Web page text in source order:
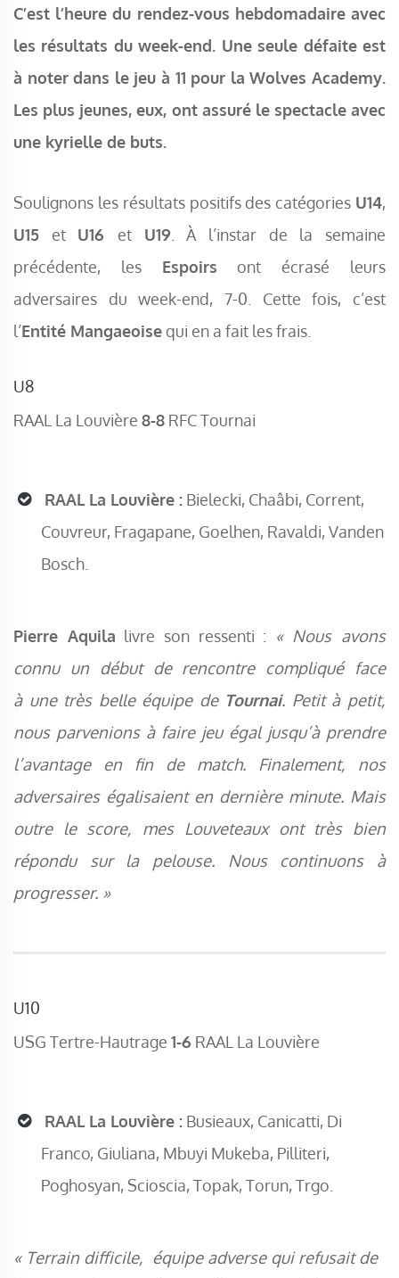
C’est l’heure du rendez-vous hebdomadaire avec
les résultats du week-end. Une seule défaite est
à noter dans le jeu à 11 pour la Wolves Academy.
Les plus jeunes, eux, ont assuré le spectacle avec
une kyrielle de buts.
Soulignons les résultats positifs des catégories U14,
U15 et U16 et U19. À l’instar de la semaine
précédente, les Espoirs ont écrasé leurs
adversaires du week-end, 7-0. Cette fois, c’est
l’Entité Mangaeoise qui en a fait les frais.
U8
RAAL La Louvière 8-8 RFC Tournai
RAAL La Louvière : Bielecki, Chaâbi, Corrent,
Couvreur, Fragapane, Goelhen, Ravaldi, Vanden
Bosch.
Pierre Aquila livre son ressenti : « Nous avons
connu un début de rencontre compliqué face
à une très belle équipe de Tournai. Petit à petit,
nous parvenions à faire jeu égal jusqu’à prendre
l’avantage en fin de match. Finalement, nos
adversaires égalisaient en dernière minute. Mais
outre le score, mes Louveteaux ont très bien
répondu sur la pelouse. Nous continuons à
progresser. »
U10
USG Tertre-Hautrage 1-6 RAAL La Louvière
RAAL La Louvière : Busieaux, Canicatti, Di
Franco, Giuliana, Mbuyi Mukeba, Pilliteri,
Poghosyan, Scioscia, Topak, Torun, Trgo.
« Terrain difficile, équipe adverse qui refusait de